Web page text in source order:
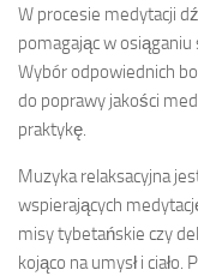
W procesie medytacji
pomagając w
Wybór odpowiednich
do poprawy jakości
praktykę.
Muzyka relaksacyjna
wspierających
misy tybetańskie czy
kojąco na umysł i